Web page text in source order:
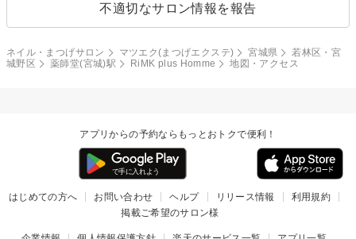
不適切なサロン情報を報告
ネイル・まつげサロン マツエク(まつげエクステ) 宮城県
若林区・宮
城野区
薬師堂(宮城)駅 RiMK plus Homme 地図・アクセス
アプリからの予約ならもっとおトクで便利！
はじめての方へ お問い合わせ ヘルプ リリース情報
利用規約
掲載ご希望のサロン様